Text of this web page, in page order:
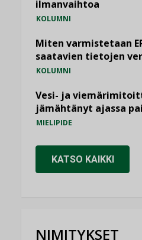
ilmanvaihtoa
KOLUMNI
Miten varmistetaan
saatavien tietojen
KOLUMNI
Vesi- ja
jämähtänyt ajassa
MIELIPIDE
KATSO KAIKKI
NIMITYKSET